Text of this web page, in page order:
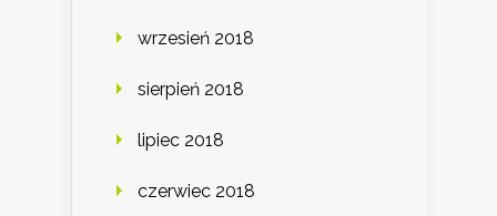
wrzesień 2018
sierpień 2018
lipiec 2018
czerwiec 2018